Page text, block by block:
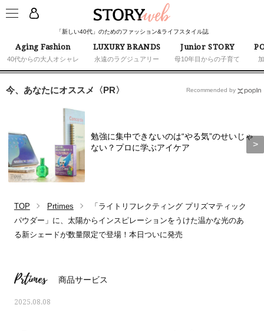
「新しい40代」のためのファッション&ライフスタイル誌
Aging Fashion
40代からの大人オシャレ
LUXURY BRANDS
永遠のラグジュアリー
Junior STORY
母10年目からの子育て
今、あなたにオススメ〈PR〉
勉強に集中できないのは“やる気”のせいじゃ
ない？プロに学ぶアイケア
Recommended by
TOP Prtimes
「ライトリフレクティング プリズマティック
パウダー」に、太陽からインスピレーションをうけた温かな光のあ
る新シェードが数量限定で登場！本日ついに発売
Prtimes 商品サービス
2025.08.08